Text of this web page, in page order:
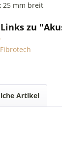
25 mm breit
zu
Artikel